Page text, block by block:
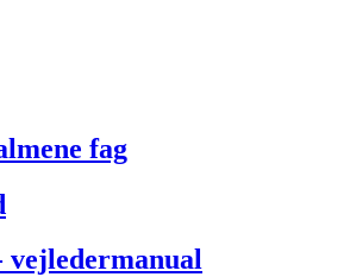
fag
vejledermanual